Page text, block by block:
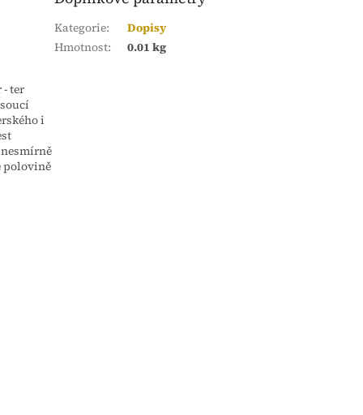
ter
i
polovině
Kategorie:
Dopisy
Hmotnost: 0.01 kg